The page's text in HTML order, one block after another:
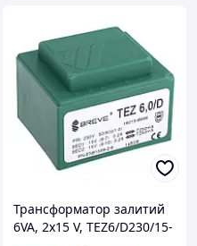
Трансформатор залитий
6VA, 2х15 V, TEZ6/D230/15-